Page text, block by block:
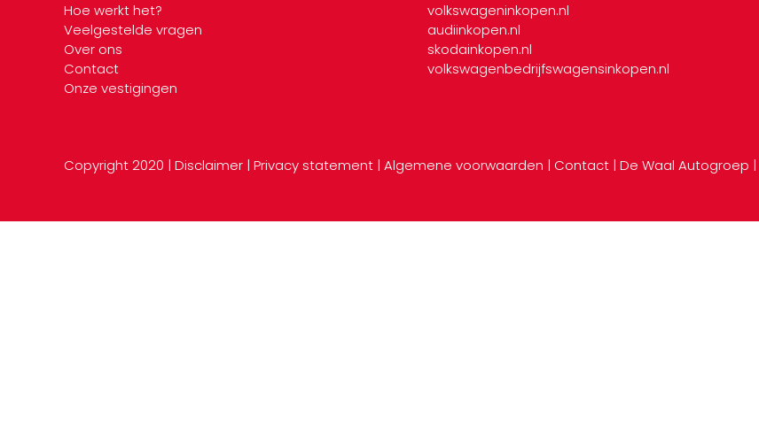
Hoe werkt het?
Veelgestelde vragen
Over ons
Contact
Onze vestigingen
volkswageninkopen.nl
audiinkopen.nl
skodainkopen.nl
volkswagenbedrijfswagensinkopen.nl
Copyright 2020 | Disclaimer | Privacy statement | Algemene voorwaarden | Contact | De Waal Autogroep |